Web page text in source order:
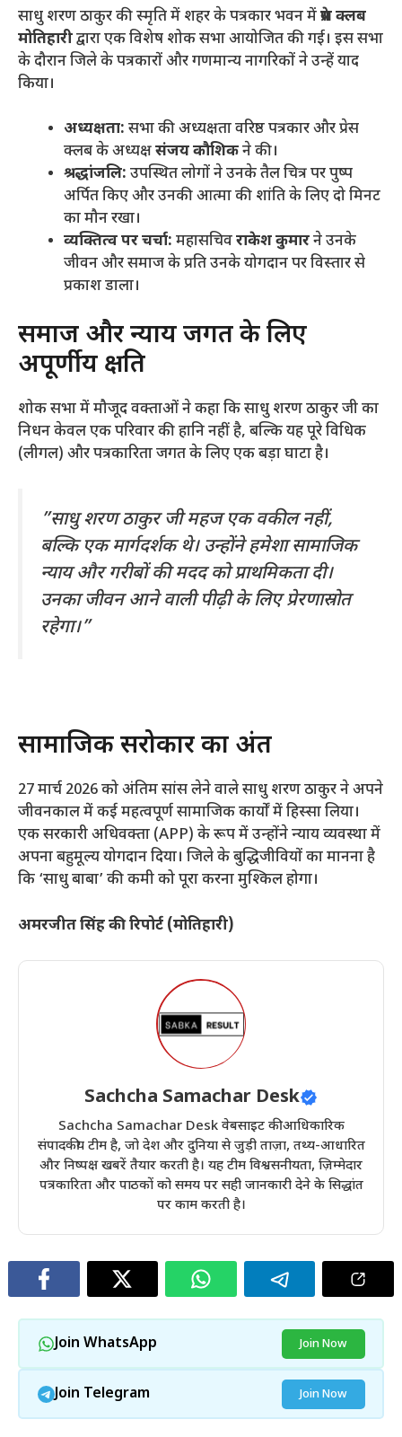
​साधु शरण ठाकुर की स्मृति में शहर के पत्रकार भवन मेंप्रेस क्लब
मोतिहारीद्वारा एक विशेष शोक सभा आयोजित की गई। इस सभा
के दौरान जिले के पत्रकारों और गणमान्य नागरिकों ने उन्हें याद
किया।
अध्यक्षता: सभा की अध्यक्षता वरिष्ठ पत्रकार और प्रेस
क्लब के अध्यक्षसंजय कौशिकने की।
श्रद्धांजलि: उपस्थित लोगों ने उनके तैल चित्र पर पुष्प
अर्पित किए और उनकी आत्मा की शांति के लिए दो मिनट
का मौन रखा।
व्यक्तित्व पर चर्चा: महासचिवराकेश कुमारने उनके
जीवन और समाज के प्रति उनके योगदान पर विस्तार से
प्रकाश डाला।
​समाज और न्याय जगत के लिए
अपूर्णीय क्षति
​शोक सभा में मौजूद वक्ताओं ने कहा कि साधु शरण ठाकुर जी का
निधन केवल एक परिवार की हानि नहीं है, बल्कि यह पूरे विधिक
(लीगल) और पत्रकारिता जगत के लिए एक बड़ा घाटा है।
​”साधु शरण ठाकुर जी महज एक वकील नहीं,
बल्कि एक मार्गदर्शक थे। उन्होंने हमेशा सामाजिक
न्याय और गरीबों की मदद को प्राथमिकता दी।
उनका जीवन आने वाली पीढ़ी के लिए प्रेरणास्रोत
रहेगा।”
​सामाजिक सरोकार का अंत
​27 मार्च 2026 को अंतिम सांस लेने वाले साधु शरण ठाकुर ने अपने
जीवनकाल में कई महत्वपूर्ण सामाजिक कार्यों में हिस्सा लिया।
एक सरकारी अधिवक्ता (APP) के रूप में उन्होंने न्याय व्यवस्था में
अपना बहुमूल्य योगदान दिया। जिले के बुद्धिजीवियों का मानना है
कि ‘साधु बाबा’ की कमी को पूरा करना मुश्किल होगा।
अमरजीत सिंह की रिपोर्ट (मोतिहारी)
Sachcha Samachar Desk
Sachcha Samachar Desk वेबसाइट की आधिकारिक
संपादकीय टीम है, जो देश और दुनिया से जुड़ी ताज़ा, तथ्य-आधारित
और निष्पक्ष खबरें तैयार करती है। यह टीम विश्वसनीयता, ज़िम्मेदार
पत्रकारिता और पाठकों को समय पर सही जानकारी देने के सिद्धांत
पर काम करती है।
Join WhatsApp Join Now
Join Telegram Join Now